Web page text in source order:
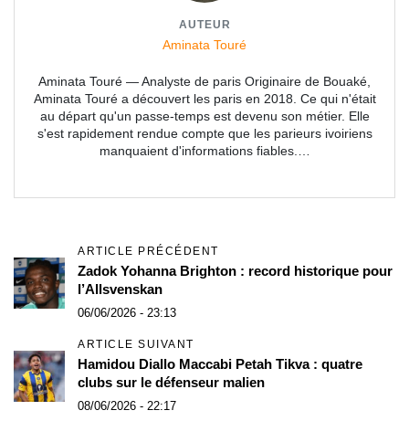
AUTEUR
Aminata Touré
Aminata Touré — Analyste de paris Originaire de Bouaké,
Aminata Touré a découvert les paris en 2018. Ce qui n'était
au départ qu'un passe-temps est devenu son métier. Elle
s'est rapidement rendue compte que les parieurs ivoiriens
manquaient d'informations fiables.…
ARTICLE PRÉCÉDENT
Zadok Yohanna Brighton : record historique pour
l’Allsvenskan
06/06/2026 - 23:13
ARTICLE SUIVANT
Hamidou Diallo Maccabi Petah Tikva : quatre
clubs sur le défenseur malien
08/06/2026 - 22:17